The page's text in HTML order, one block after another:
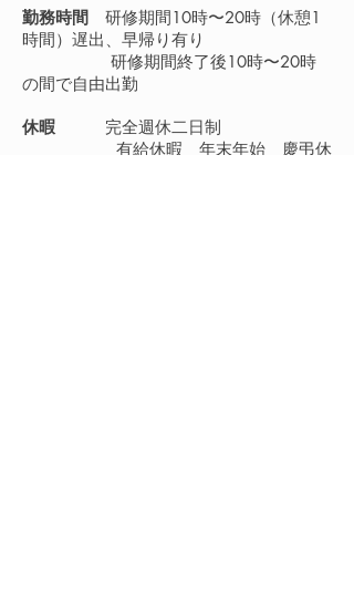
勤務時間 研修期間10時〜20時（休憩1
時間）遅出、早帰り有り
研修期間終了後10時〜20時
の間で自由出勤
休暇 完全週休二日制
有給休暇 年末年始 慶弔休